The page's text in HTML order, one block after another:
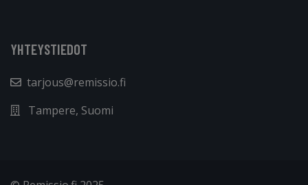
YHTEYSTIEDOT
tarjous@remissio.fi
Tampere, Suomi